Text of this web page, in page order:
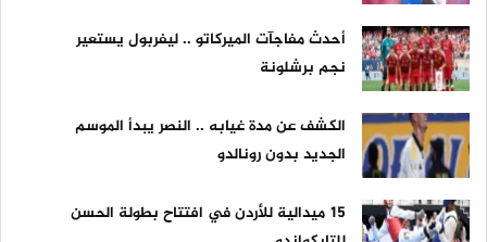
أحدث مفاجآت الميركاتو .. ليفربول يستعير
نجم برشلونة
الكشف عن مدة غيابه .. النصر يبدأ الموسم
الجديد بدون رونالدو
15 ميدالية للأردن في افتتاح بطولة الحسن